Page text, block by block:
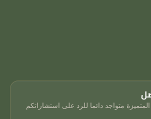
متواجد دائما للرد على استشاراتكم